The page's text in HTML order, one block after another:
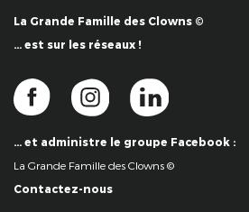
La Grande Famille des Clowns ©
… est sur les réseaux !
… et administre le groupe Facebook :
La Grande Famille des Clowns ©
Contactez-nous